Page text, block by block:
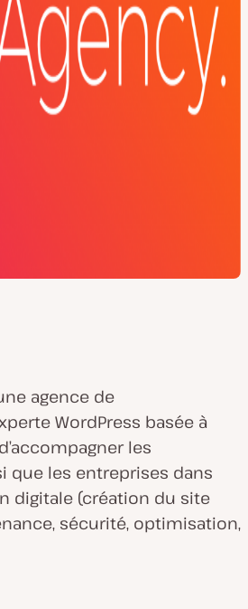
une agence de
WordPress basée à
les
que les entreprises dans
digitale (création du site
sécurité, optimisation,